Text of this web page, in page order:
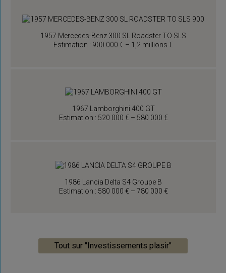
1957 Mercedes-Benz 300 SL Roadster TO SLS
Estimation : 900 000 € – 1,2 millions €
1967 Lamborghini 400 GT
Estimation : 520 000 € – 580 000 €
1986 Lancia Delta S4 Groupe B
Estimation : 580 000 € – 780 000 €
Tout sur "Investissements plasir"